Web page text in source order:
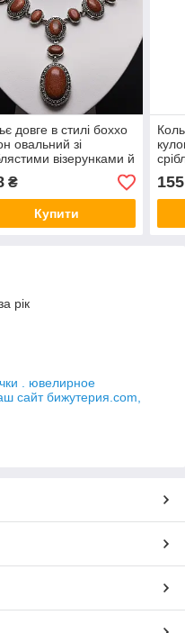
довге в стилі боххо
овальний зі
візерунками й
коричневий
довжина 65 см
₴
Купити
см
155
рік
. ювелирное
сайт бижутерия.com,